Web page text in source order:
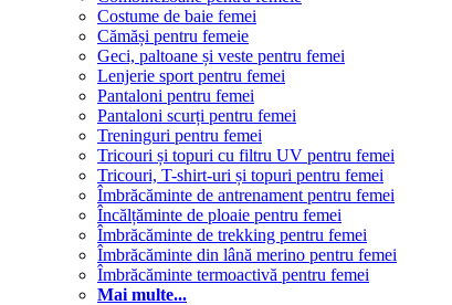
Costume de baie femei
Cămăși pentru femeie
Geci, paltoane și veste pentru femei
Lenjerie sport pentru femei
Pantaloni pentru femei
Pantaloni scurți pentru femei
Treninguri pentru femei
Tricouri și topuri cu filtru UV pentru femei
Tricouri, T-shirt-uri și topuri pentru femei
Îmbrăcăminte de antrenament pentru femei
Încălțăminte de ploaie pentru femei
Îmbrăcăminte de trekking pentru femei
Îmbrăcăminte din lână merino pentru femei
Îmbrăcăminte termoactivă pentru femei
Mai multe...